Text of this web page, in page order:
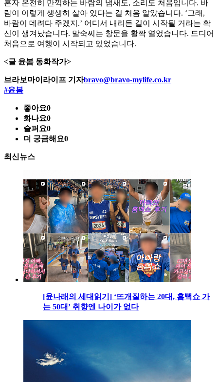
혼자 온전히 만끽하는 바람의 냄새도, 소리도 처음입니다. 바
람이 이렇게 생생히 살아 있다는 걸 처음 알았습니다. ‘그래,
바람이 데려다 주겠지.’ 어디서 내리든 길이 시작될 거라는 확
신이 생겨났습니다. 말숙씨는 창문을 활짝 열었습니다. 드디어
처음으로 여행이 시작되고 있었습니다.
<글 윤봄 동화작가>
브라보마이라이프 기자bravo@bravo-mylife.co.kr
#윤봄
좋아요0
화나요0
슬퍼요0
더 궁금해요0
최신뉴스
[윤나래의 세대읽기] ‘뜨개질하는 20대, 흠뻑쇼 가
는 50대’ 취향엔 나이가 없다